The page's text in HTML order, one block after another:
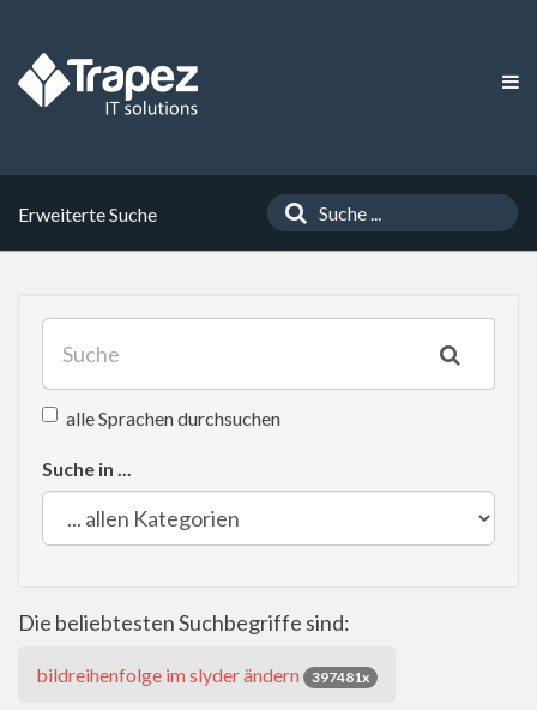
Erweiterte Suche
alle Sprachen durchsuchen
Suche in ...
Die beliebtesten Suchbegriffe sind:
bildreihenfolge im slyder ändern 397481x